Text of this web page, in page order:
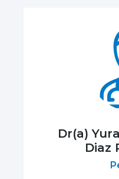
Dr(a)
Diaz